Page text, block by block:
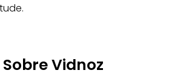
Vidnoz